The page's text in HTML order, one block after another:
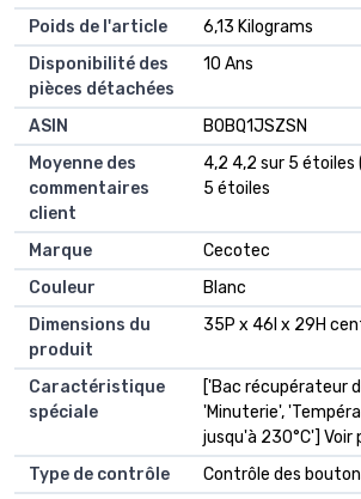
Poids de l'article
‎6,13 Kilograms
Disponibilité des
pièces détachées
‎10 Ans
ASIN
B0BQ1JSZSN
Moyenne des
commentaires
client
4,2 4,2 sur 5 étoiles
5 étoiles
Marque
Cecotec
Couleur
Blanc
Dimensions du
produit
35P x 46l x 29H
Caractéristique
spéciale
['Bac récupérateur
'Minuterie',
jusqu'à 230°C'] Voir
Type de contrôle
Contrôle des